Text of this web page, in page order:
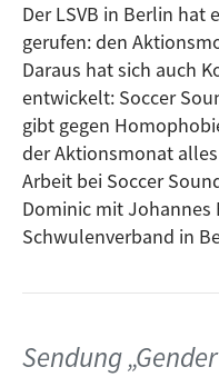
Der LSVB in Berlin hat
gerufen: den
Daraus hat sich auch
entwickelt: Soccer
gibt gegen
der Aktionsmonat
Arbeit bei Soccer
Dominic mit Johannes
Schwulenverband in
Sendung